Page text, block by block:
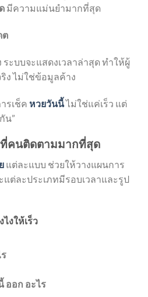
มีความแม่นยำมากที่สุด
ต
ะบบจะแสดงเวลาล่าสุด ทำให้ผู้
ง ไม่ใช่ข้อมูลค้าง
รเช็ค หวยวันนี้ไม่ใช่แค่เร็ว แต่
น”
ที่คนติดตามมากที่สุด
แต่ละแบบ ช่วยให้วางแผนการ
ต่ละประเภทมีรอบเวลาและรูป
งให้เร็ว
ออก อะไร